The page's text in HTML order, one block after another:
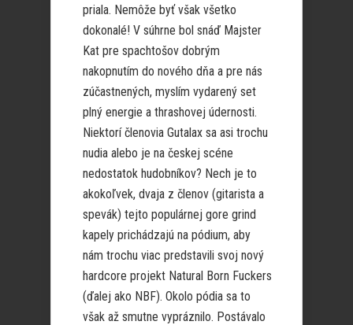
priala. Nemôže byť však všetko
dokonalé! V súhrne bol snáď Majster
Kat pre spachtošov dobrým
nakopnutím do nového dňa a pre nás
zúčastnených, myslím vydarený set
plný energie a thrashovej údernosti.
Niektorí členovia Gutalax sa asi trochu
nudia alebo je na českej scéne
nedostatok hudobníkov? Nech je to
akokoľvek, dvaja z členov (gitarista a
spevák) tejto populárnej gore grind
kapely prichádzajú na pódium, aby
nám trochu viac predstavili svoj nový
hardcore projekt Natural Born Fuckers
(ďalej ako NBF). Okolo pódia sa to
však až smutne vypráznilo. Postávalo